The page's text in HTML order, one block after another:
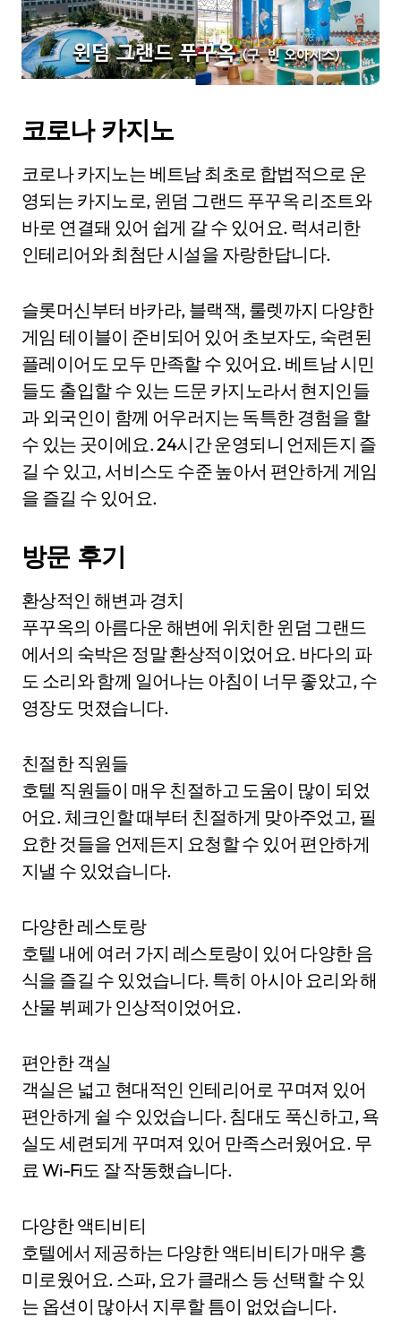
코로나 카지노
코로나 카지노는 베트남 최초로 합법적으로 운
영되는 카지노로, 윈덤 그랜드 푸꾸옥 리조트와
바로 연결돼 있어 쉽게 갈 수 있어요. 럭셔리한
인테리어와 최첨단 시설을 자랑한답니다.
슬롯머신부터 바카라, 블랙잭, 룰렛까지 다양한
게임 테이블이 준비되어 있어 초보자도, 숙련된
플레이어도 모두 만족할 수 있어요. 베트남 시민
들도 출입할 수 있는 드문 카지노라서 현지인들
과 외국인이 함께 어우러지는 독특한 경험을 할
수 있는 곳이에요. 24시간 운영되니 언제든지 즐
길 수 있고, 서비스도 수준 높아서 편안하게 게임
을 즐길 수 있어요.
방문 후기
환상적인 해변과 경치
푸꾸옥의 아름다운 해변에 위치한 윈덤 그랜드
에서의 숙박은 정말 환상적이었어요. 바다의 파
도 소리와 함께 일어나는 아침이 너무 좋았고, 수
영장도 멋졌습니다.
친절한 직원들
호텔 직원들이 매우 친절하고 도움이 많이 되었
어요. 체크인할 때부터 친절하게 맞아주었고, 필
요한 것들을 언제든지 요청할 수 있어 편안하게
지낼 수 있었습니다.
다양한 레스토랑
호텔 내에 여러 가지 레스토랑이 있어 다양한 음
식을 즐길 수 있었습니다. 특히 아시아 요리와 해
산물 뷔페가 인상적이었어요.
편안한 객실
객실은 넓고 현대적인 인테리어로 꾸며져 있어
편안하게 쉴 수 있었습니다. 침대도 푹신하고, 욕
실도 세련되게 꾸며져 있어 만족스러웠어요. 무
료 Wi-Fi도 잘 작동했습니다.
다양한 액티비티
호텔에서 제공하는 다양한 액티비티가 매우 흥
미로웠어요. 스파, 요가 클래스 등 선택할 수 있
는 옵션이 많아서 지루할 틈이 없었습니다.